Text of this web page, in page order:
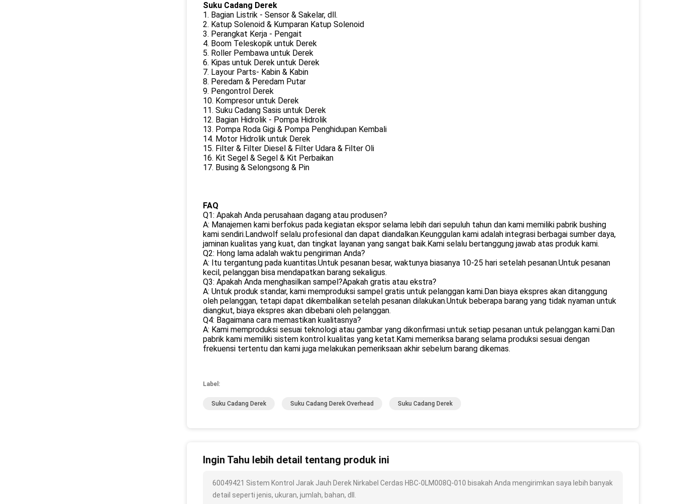
Suku Cadang Derek
1. Bagian Listrik - Sensor & Sakelar, dll.
2. Katup Solenoid & Kumparan Katup Solenoid
3. Perangkat Kerja - Pengait
4. Boom Teleskopik untuk Derek
5. Roller Pembawa untuk Derek
6. Kipas untuk Derek untuk Derek
7. Layour Parts- Kabin & Kabin
8. Peredam & Peredam Putar
9. Pengontrol Derek
10. Kompresor untuk Derek
11. Suku Cadang Sasis untuk Derek
12. Bagian Hidrolik - Pompa Hidrolik
13. Pompa Roda Gigi & Pompa Penghidupan Kembali
14. Motor Hidrolik untuk Derek
15. Filter & Filter Diesel & Filter Udara & Filter Oli
16. Kit Segel & Segel & Kit Perbaikan
17. Busing & Selongsong & Pin
FAQ
Q1: Apakah Anda perusahaan dagang atau produsen?
A: Manajemen kami berfokus pada kegiatan ekspor selama lebih dari sepuluh tahun dan kami memiliki pabrik bushing
kami sendiri.Landwolf selalu profesional dan dapat diandalkan.Keunggulan kami adalah integrasi berbagai sumber daya,
jaminan kualitas yang kuat, dan tingkat layanan yang sangat baik.Kami selalu bertanggung jawab atas produk kami.
Q2: Hong lama adalah waktu pengiriman Anda?
A: Itu tergantung pada kuantitas.Untuk pesanan besar, waktunya biasanya 10-25 hari setelah pesanan.Untuk pesanan
kecil, pelanggan bisa mendapatkan barang sekaligus.
Q3: Apakah Anda menghasilkan sampel?Apakah gratis atau ekstra?
A: Untuk produk standar, kami memproduksi sampel gratis untuk pelanggan kami.Dan biaya ekspres akan ditanggung
oleh pelanggan, tetapi dapat dikembalikan setelah pesanan dilakukan.Untuk beberapa barang yang tidak nyaman untuk
diangkut, biaya ekspres akan dibebani oleh pelanggan.
Q4: Bagaimana cara memastikan kualitasnya?
A: Kami memproduksi sesuai teknologi atau gambar yang dikonfirmasi untuk setiap pesanan untuk pelanggan kami.Dan
pabrik kami memiliki sistem kontrol kualitas yang ketat.Kami memeriksa barang selama produksi sesuai dengan
frekuensi tertentu dan kami juga melakukan pemeriksaan akhir sebelum barang dikemas.
Label:
Suku Cadang Derek Suku Cadang Derek Overhead Suku Cadang Derek
Ingin Tahu lebih detail tentang produk ini
60049421 Sistem Kontrol Jarak Jauh Derek Nirkabel Cerdas HBC-0LM008Q-010 bisakah Anda mengirimkan saya lebih banyak
detail seperti jenis, ukuran, jumlah, bahan, dll.